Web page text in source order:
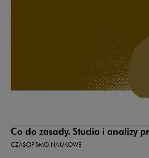
Co do zasady. Studia i analizy
CZASOPISMO NAUKOWE